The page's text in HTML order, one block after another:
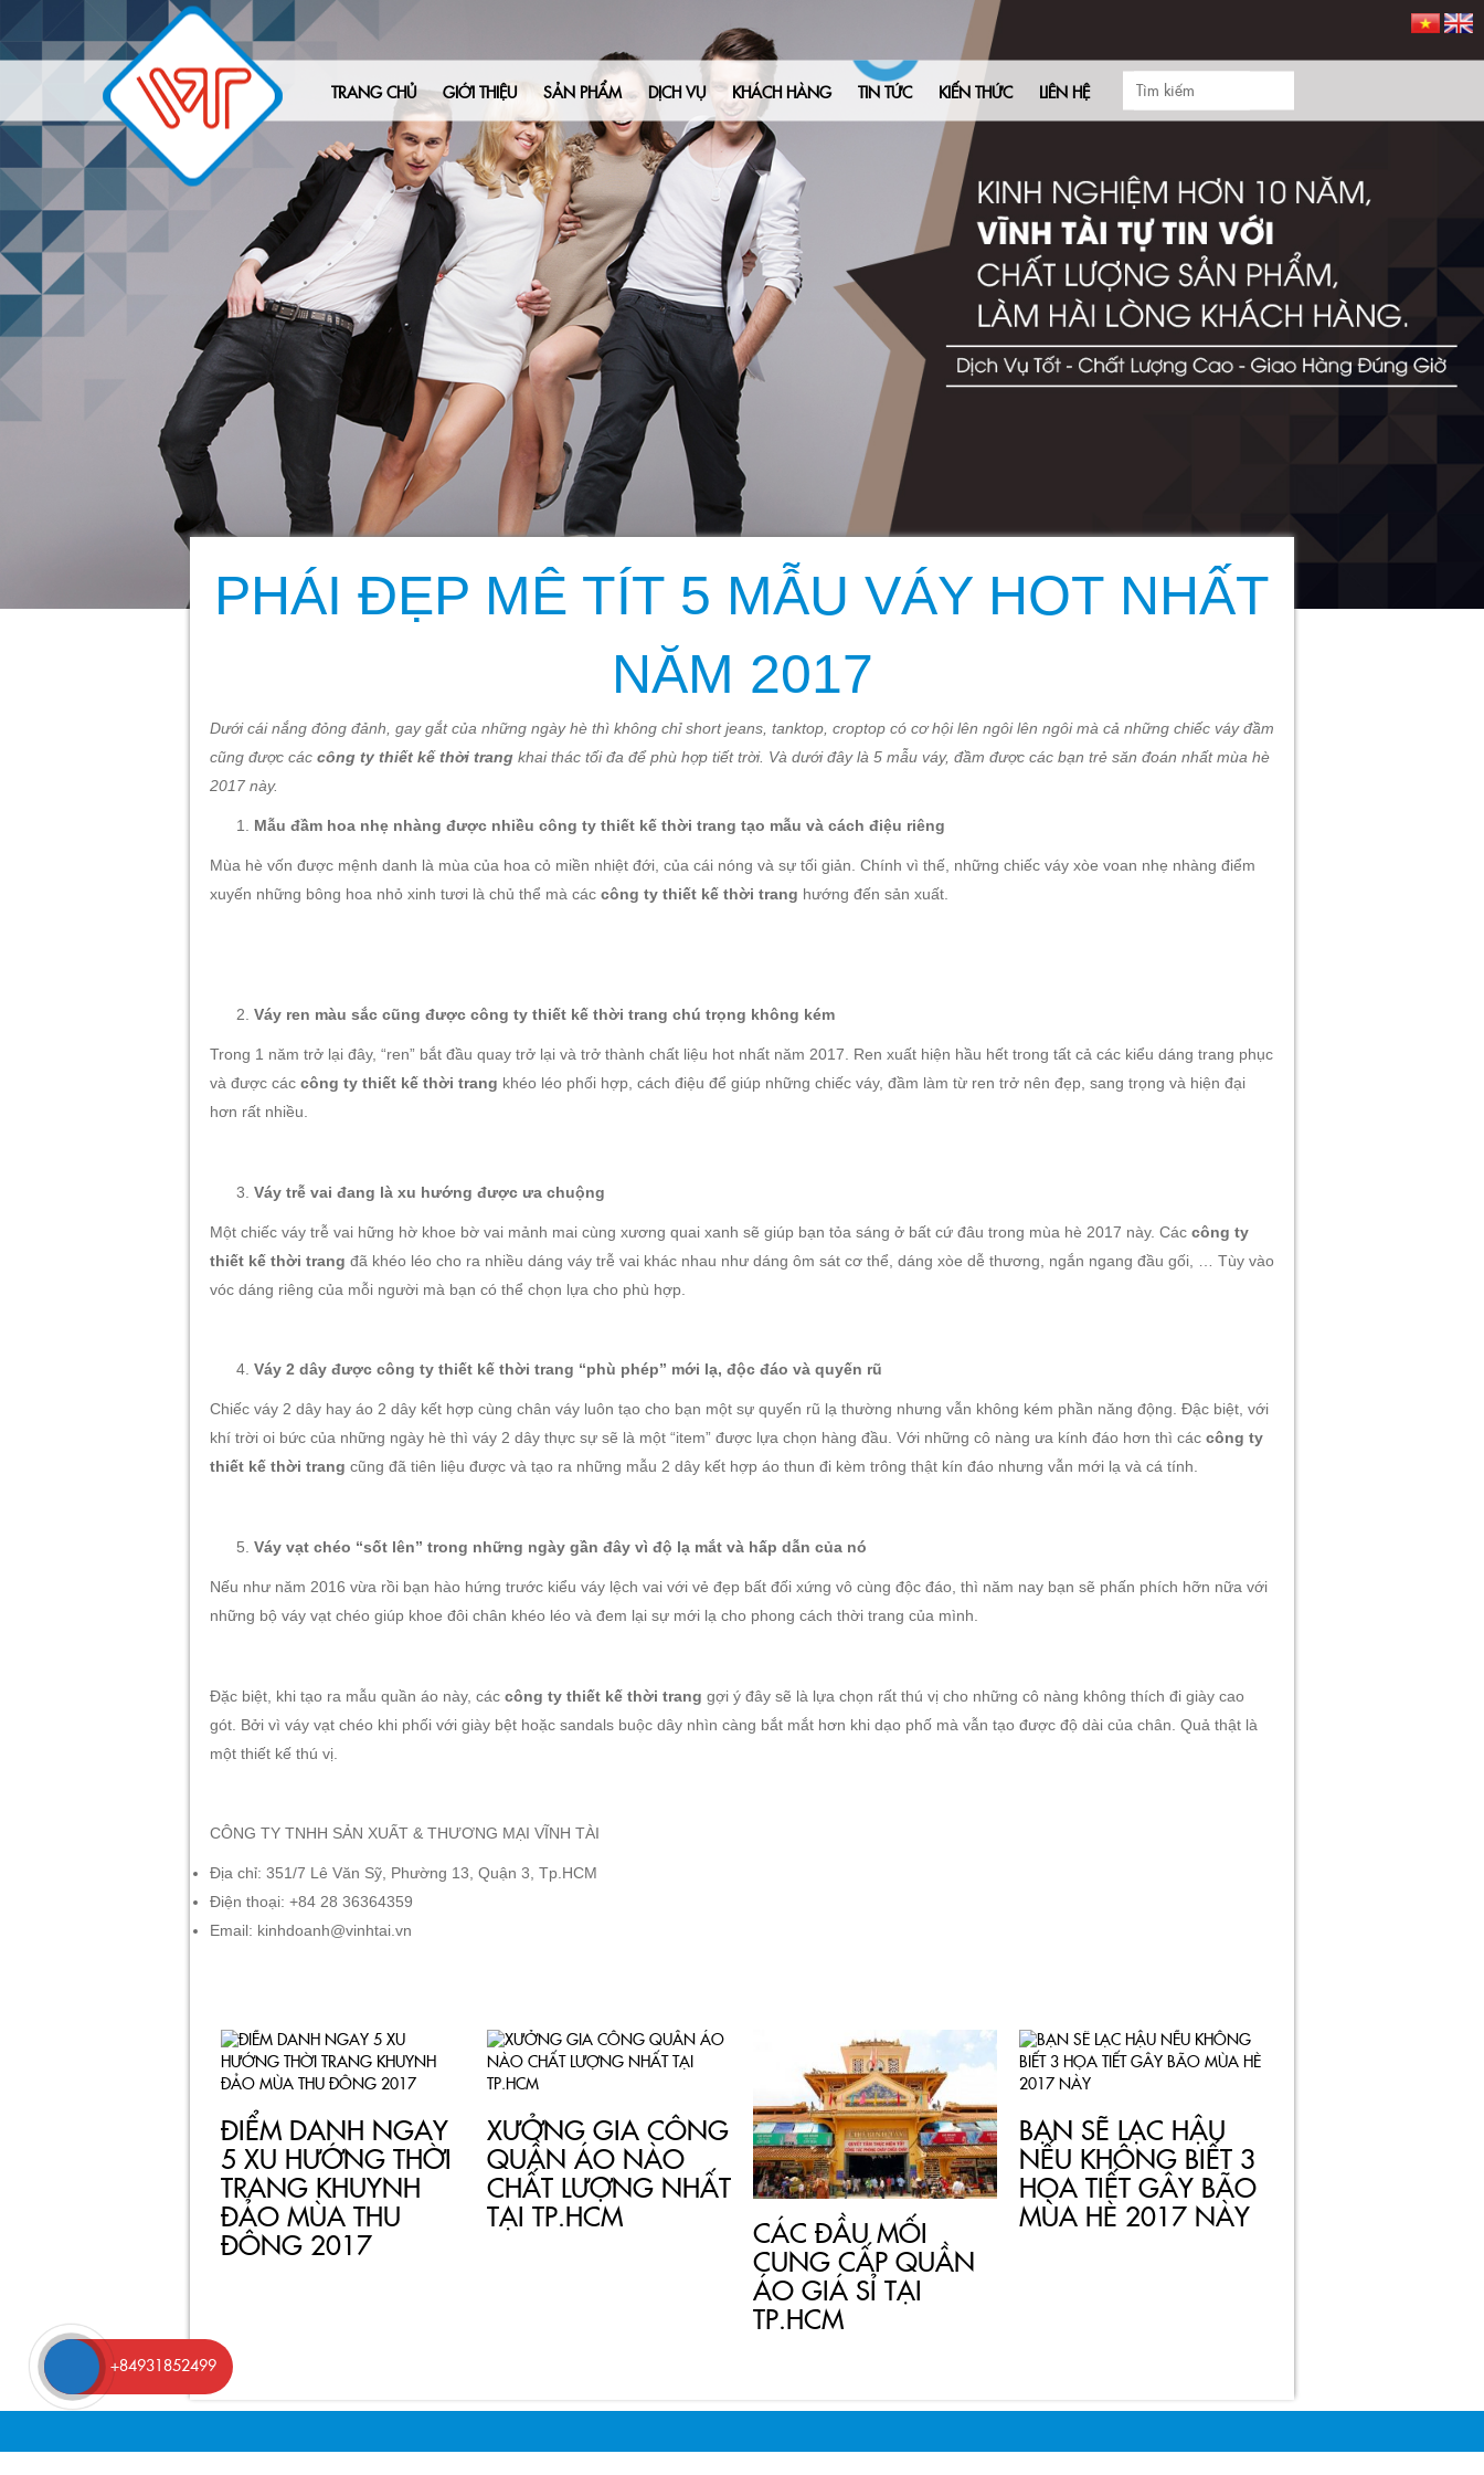
+84931852499
TRANG CHỦ GIỚI THIỆU SẢN PHẨM DỊCH VỤ KHÁCH HÀNG TIN TỨC KIẾN THỨC LIÊN HỆ
PHÁI ĐẸP MÊ TÍT 5 MẪU VÁY HOT NHẤT
NĂM 2017
Dưới cái nắng đỏng đảnh, gay gắt của những ngày hè thì không chỉ short jeans, tanktop, croptop có cơ hội lên ngôi lên ngôi mà cả những chiếc váy đầm
cũng được các công ty thiết kế thời trang khai thác tối đa để phù hợp tiết trời. Và dưới đây là 5 mẫu váy, đầm được các bạn trẻ săn đoán nhất mùa hè
2017 này.
Mẫu đầm hoa nhẹ nhàng được nhiều công ty thiết kế thời trang tạo mẫu và cách điệu riêng
Mùa hè vốn được mệnh danh là mùa của hoa cỏ miền nhiệt đới, của cái nóng và sự tối giản. Chính vì thế, những chiếc váy xòe voan nhẹ nhàng điểm
xuyến những bông hoa nhỏ xinh tươi là chủ thể mà các công ty thiết kế thời trang hướng đến sản xuất.
Váy ren màu sắc cũng được công ty thiết kế thời trang chú trọng không kém
Trong 1 năm trở lại đây, “ren” bắt đầu quay trở lại và trở thành chất liệu hot nhất năm 2017. Ren xuất hiện hầu hết trong tất cả các kiểu dáng trang phục
và được các công ty thiết kế thời trang khéo léo phối hợp, cách điệu để giúp những chiếc váy, đầm làm từ ren trở nên đẹp, sang trọng và hiện đại
hơn rất nhiều.
Váy trễ vai đang là xu hướng được ưa chuộng
Một chiếc váy trễ vai hững hờ khoe bờ vai mảnh mai cùng xương quai xanh sẽ giúp bạn tỏa sáng ở bất cứ đâu trong mùa hè 2017 này. Các công ty
thiết kế thời trang đã khéo léo cho ra nhiều dáng váy trễ vai khác nhau như dáng ôm sát cơ thể, dáng xòe dễ thương, ngắn ngang đầu gối, … Tùy vào
vóc dáng riêng của mỗi người mà bạn có thể chọn lựa cho phù hợp.
Váy 2 dây được công ty thiết kế thời trang “phù phép” mới lạ, độc đáo và quyến rũ
Chiếc váy 2 dây hay áo 2 dây kết hợp cùng chân váy luôn tạo cho bạn một sự quyến rũ lạ thường nhưng vẫn không kém phần năng động. Đậc biệt, với
khí trời oi bức của những ngày hè thì váy 2 dây thực sự sẽ là một “item” được lựa chọn hàng đầu. Với những cô nàng ưa kính đáo hơn thì các công ty
thiết kế thời trang cũng đã tiên liệu được và tạo ra những mẫu 2 dây kết hợp áo thun đi kèm trông thật kín đáo nhưng vẫn mới lạ và cá tính.
Váy vạt chéo “sốt lên” trong những ngày gần đây vì độ lạ mắt và hấp dẫn của nó
Nếu như năm 2016 vừa rồi bạn hào hứng trước kiểu váy lệch vai với vẻ đẹp bất đối xứng vô cùng độc đáo, thì năm nay bạn sẽ phấn phích hỡn nữa với
những bộ váy vạt chéo giúp khoe đôi chân khéo léo và đem lại sự mới lạ cho phong cách thời trang của mình.
Đặc biệt, khi tạo ra mẫu quần áo này, các công ty thiết kế thời trang gợi ý đây sẽ là lựa chọn rất thú vị cho những cô nàng không thích đi giày cao
gót. Bởi vì váy vạt chéo khi phối với giày bệt hoặc sandals buộc dây nhìn càng bắt mắt hơn khi dạo phố mà vẫn tạo được độ dài của chân. Quả thật là
một thiết kế thú vị.
CÔNG TY TNHH SẢN XUẤT & THƯƠNG MẠI VĨNH TÀI
Địa chỉ: 351/7 Lê Văn Sỹ, Phường 13, Quận 3, Tp.HCM
Điện thoại: +84 28 36364359
Email: kinhdoanh@vinhtai.vn
ĐIỂM DANH NGAY
5 XU HƯỚNG THỜI
TRANG KHUYNH
ĐẢO MÙA THU
ĐÔNG 2017
XƯỞNG GIA CÔNG
QUẦN ÁO NÀO
CHẤT LƯỢNG NHẤT
TẠI TP.HCM
CÁC ĐẦU MỐI
CUNG CẤP QUẦN
ÁO GIÁ SỈ TẠI
TP.HCM
BẠN SẼ LẠC HẬU
NẾU KHÔNG BIẾT 3
HỌA TIẾT GÂY BÃO
MÙA HÈ 2017 NÀY